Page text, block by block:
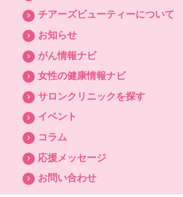
チアーズビューティーについて
お知らせ
がん情報ナビ
女性の健康情報ナビ
サロンクリニックを探す
イベント
コラム
応援メッセージ
お問い合わせ